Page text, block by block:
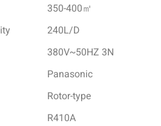
350-400㎡
240L/D
380V~50HZ 3N
Panasonic
Rotor-type
R410A